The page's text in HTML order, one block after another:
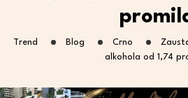
Trend Blog Crno
alkohola od 1,74